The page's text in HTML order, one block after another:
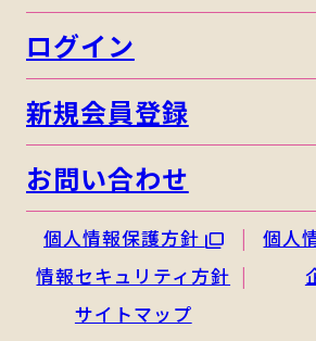
ログイン
新規会員登録
お問い合わせ
個人情報保護方針
個人
情報セキュリティ方針
サイトマップ